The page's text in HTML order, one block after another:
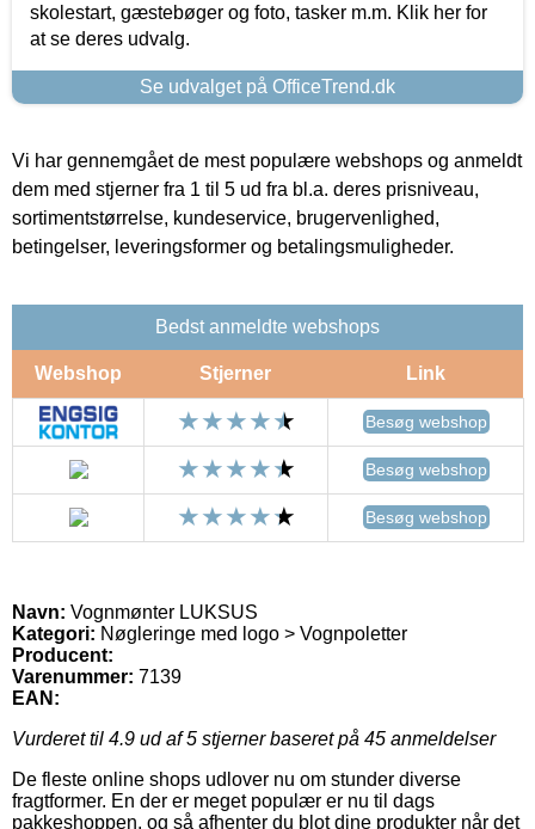
skolestart, gæstebøger og foto, tasker m.m. Klik her for
at se deres udvalg.
Se udvalget på OfficeTrend.dk
Vi har gennemgået de mest populære webshops og anmeldt
dem med stjerner fra 1 til 5 ud fra bl.a. deres prisniveau,
sortimentstørrelse, kundeservice, brugervenlighed,
betingelser, leveringsformer og betalingsmuligheder.
Bedst anmeldte webshops
Webshop Stjerner Link
Besøg webshop
Besøg webshop
Besøg webshop
Navn: Vognmønter LUKSUS
Kategori: Nøgleringe med logo > Vognpoletter
Producent:
Varenummer: 7139
EAN:
Vurderet til 4.9 ud af 5 stjerner baseret på 45 anmeldelser
De fleste online shops udlover nu om stunder diverse
fragtformer. En der er meget populær er nu til dags
pakkeshoppen, og så afhenter du blot dine produkter når det